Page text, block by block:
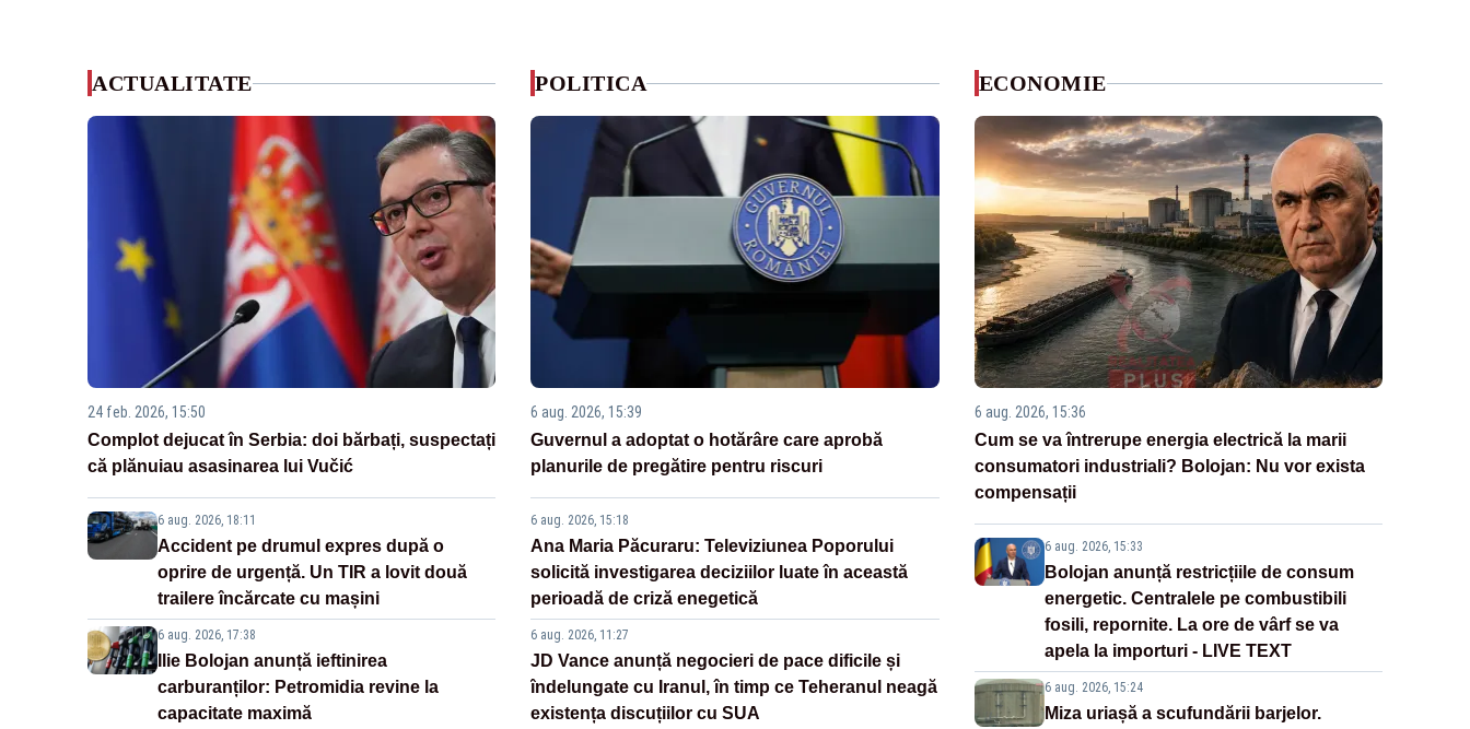
ACTUALITATE
24 feb. 2026, 15:50
Complot dejucat în Serbia: doi bărbați, suspectați
că plănuiau asasinarea lui Vučić
6 aug. 2026, 18:11
Accident pe drumul expres după o
oprire de urgență. Un TIR a lovit două
trailere încărcate cu mașini
6 aug. 2026, 17:38
Ilie Bolojan anunță ieftinirea
carburanților: Petromidia revine la
capacitate maximă
POLITICA
6 aug. 2026, 15:39
Guvernul a adoptat o hotărâre care aprobă
planurile de pregătire pentru riscuri
6 aug. 2026, 15:18
Ana Maria Păcuraru: Televiziunea Poporului
solicită investigarea deciziilor luate în această
perioadă de criză enegetică
6 aug. 2026, 11:27
JD Vance anunță negocieri de pace dificile și
îndelungate cu Iranul, în timp ce Teheranul neagă
existența discuțiilor cu SUA
ECONOMIE
6 aug. 2026, 15:36
Cum se va întrerupe energia electrică la marii
consumatori industriali? Bolojan: Nu vor exista
compensații
6 aug. 2026, 15:33
Bolojan anunță restricțiile de consum
energetic. Centralele pe combustibili
fosili, repornite. La ore de vârf se va
apela la importuri - LIVE TEXT
6 aug. 2026, 15:24
Miza uriașă a scufundării barjelor.